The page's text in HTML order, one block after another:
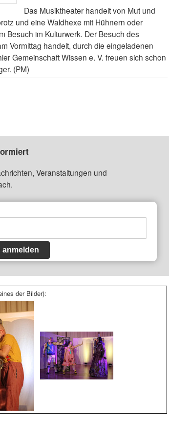
Das Musiktheater handelt von Mut und
und eine Waldhexe mit Hühnern oder
Besuch im Kulturwerk. Der Besuch des
Vormittag handelt, durch die eingeladenen
Gemeinschaft Wissen e. V. freuen sich schon
(PM)
Veranstaltungen und
anmelden
der Bilder):